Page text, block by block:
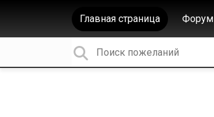
Главная страница